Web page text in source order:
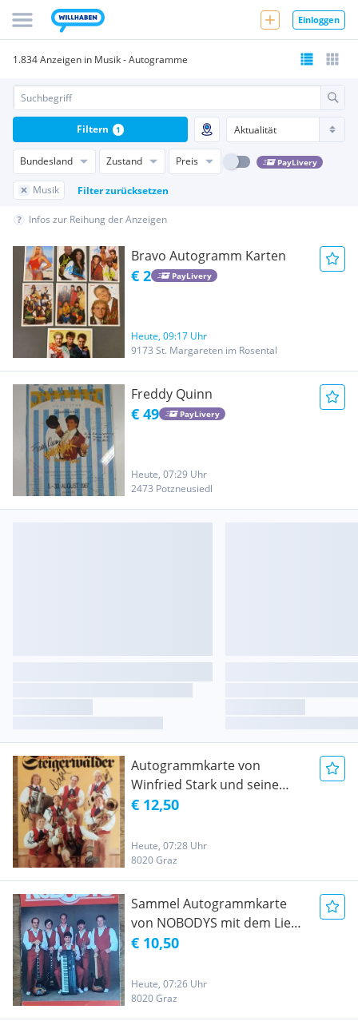
Einloggen
1.834 Anzeigen in Musik - Autogramme
Bundesland Zustand Preis PayLivery
Musik Filter zurücksetzen
Filtern 1
Infos zur Reihung der Anzeigen
Bravo Autogramm Karten
€ 2 PayLivery
Heute, 09:17 Uhr
9173 St. Margareten im Rosental
Freddy Quinn
€ 49 PayLivery
Heute, 07:29 Uhr
2473 Potzneusiedl
Autogrammkarte von
Winfried Stark und seine
Original Steigerwälder
€ 12,50
Heute, 07:28 Uhr
8020 Graz
Sammel Autogrammkarte
von NOBODYS mit dem Lied
HEARST NUR DU
€ 10,50
Heute, 07:26 Uhr
8020 Graz